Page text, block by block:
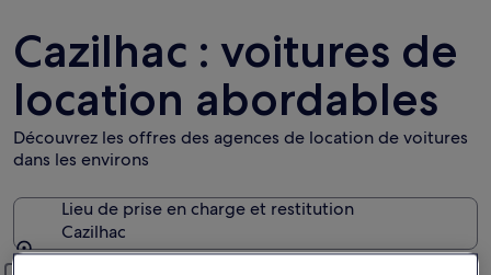
Cazilhac : voitures de
location abordables
Découvrez les offres des agences de location de voitures
dans les environs
Lieu de prise en charge et restitution
Cazilhac
Lieu de prise en charge et restitution